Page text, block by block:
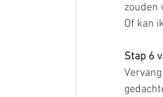
zouden
Of kan
Stap 6